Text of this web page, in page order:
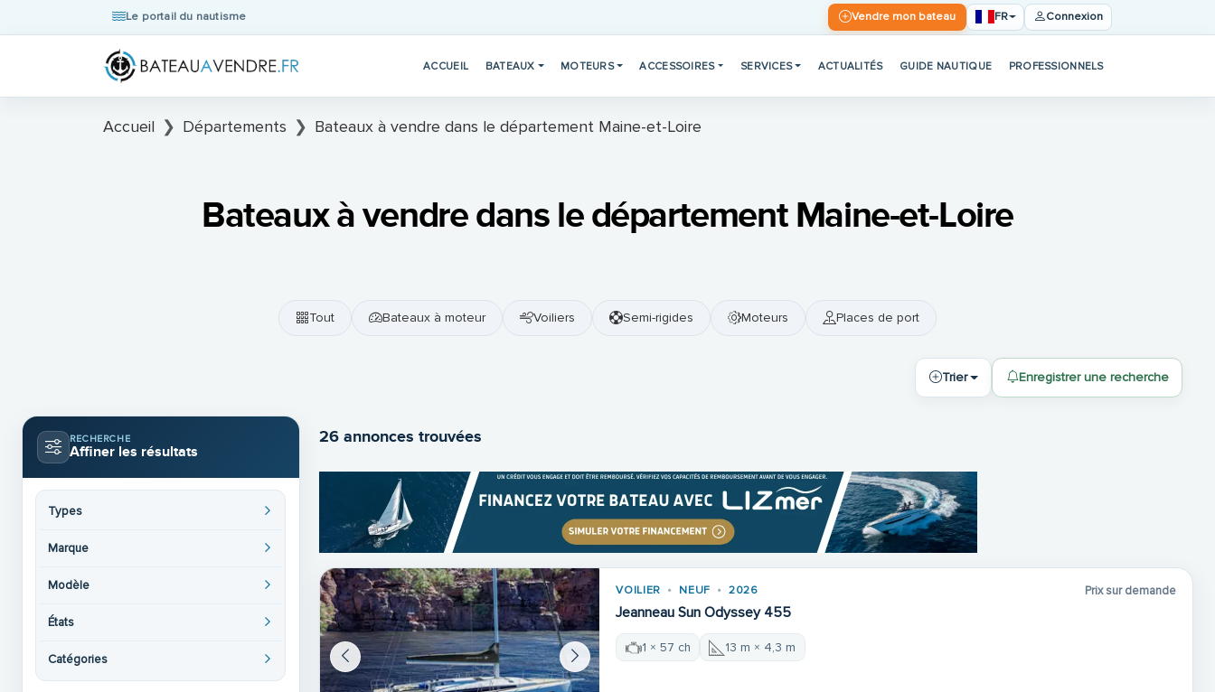
Le portail du nautisme Vendre mon bateau FR Connexion
ACCUEIL BATEAUX MOTEURS ACCESSOIRES SERVICES ACTUALITÉS GUIDE NAUTIQUE PROFESSIONNELS
Accueil Départements Bateaux à vendre dans le département Maine-et-Loire
Bateaux à vendre dans le département Maine-et-Loire
Tout Bateaux à moteur Voiliers Semi-rigides Moteurs Places de port
Trier Enregistrer une recherche
RECHERCHE
Affiner les résultats
Types
Marque
Modèle
États
Catégories
26 annonces trouvées
VOILIER NEUF 2026
Jeanneau Sun Odyssey 455
Prix sur demande
1 × 57 ch 13 m × 4,3 m